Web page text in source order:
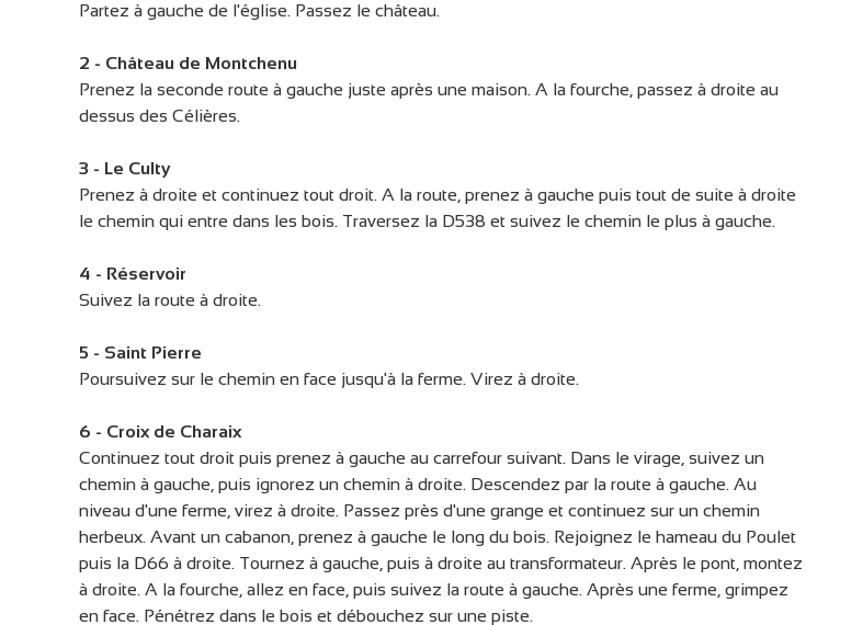
Partez à gauche de l'église. Passez le château.
2 - Château de Montchenu
Prenez la seconde route à gauche juste après une maison. A la fourche, passez à droite au
dessus des Célières.
3 - Le Culty
Prenez à droite et continuez tout droit. A la route, prenez à gauche puis tout de suite à droite
le chemin qui entre dans les bois. Traversez la D538 et suivez le chemin le plus à gauche.
4 - Réservoir
Suivez la route à droite.
5 - Saint Pierre
Poursuivez sur le chemin en face jusqu'à la ferme. Virez à droite.
6 - Croix de Charaix
Continuez tout droit puis prenez à gauche au carrefour suivant. Dans le virage, suivez un
chemin à gauche, puis ignorez un chemin à droite. Descendez par la route à gauche. Au
niveau d'une ferme, virez à droite. Passez près d'une grange et continuez sur un chemin
herbeux. Avant un cabanon, prenez à gauche le long du bois. Rejoignez le hameau du Poulet
puis la D66 à droite. Tournez à gauche, puis à droite au transformateur. Après le pont, montez
à droite. A la fourche, allez en face, puis suivez la route à gauche. Après une ferme, grimpez
en face. Pénétrez dans le bois et débouchez sur une piste.